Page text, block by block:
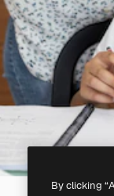
By clicking